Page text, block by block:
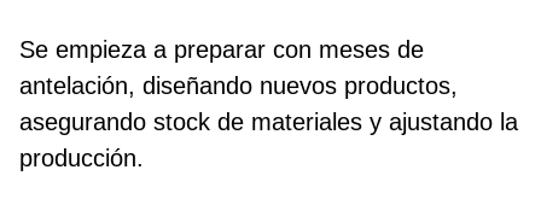
Se empieza a preparar con meses de
antelación, diseñando nuevos productos,
asegurando stock de materiales y ajustando la
producción.